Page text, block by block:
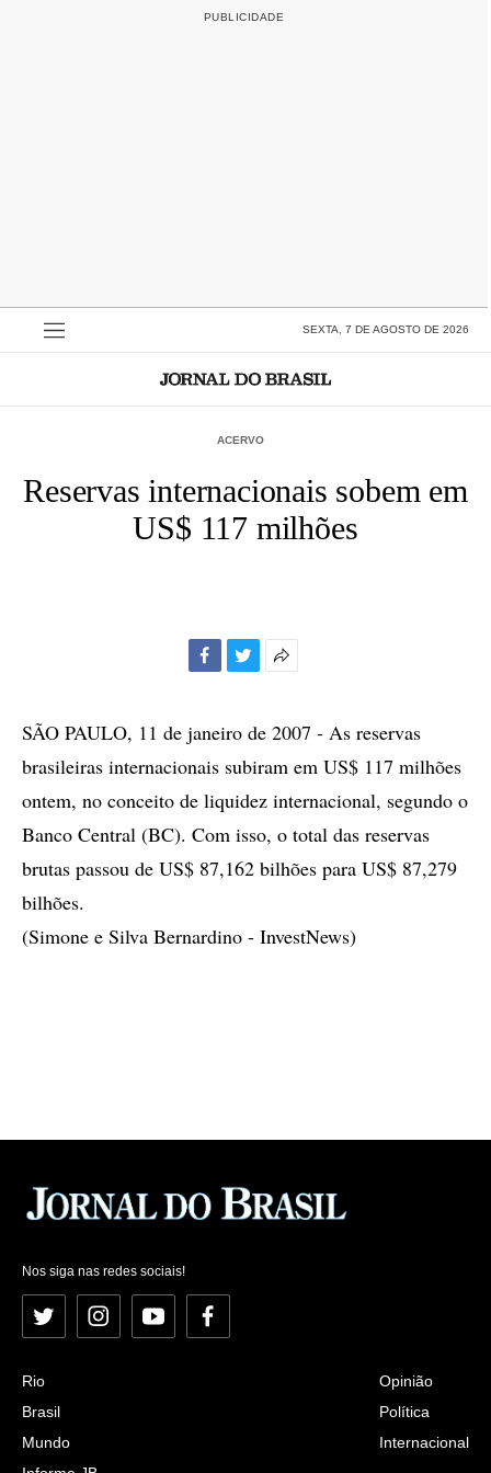
SEXTA, 7 DE AGOSTO DE 2026
ACERVO
Reservas internacionais sobem em
US$ 117 milhões
compartilhamento
SÃO PAULO, 11 de janeiro de 2007 - As reservas
brasileiras internacionais subiram em US$ 117 milhões
ontem, no conceito de liquidez internacional, segundo o
Banco Central (BC). Com isso, o total das reservas
brutas passou de US$ 87,162 bilhões para US$ 87,279
bilhões.
(Simone e Silva Bernardino - InvestNews)
Nos siga nas redes sociais!
Twitter InstagramYouTubeFacebook
Rio
Brasil
Mundo
Opinião
Política
Internacional